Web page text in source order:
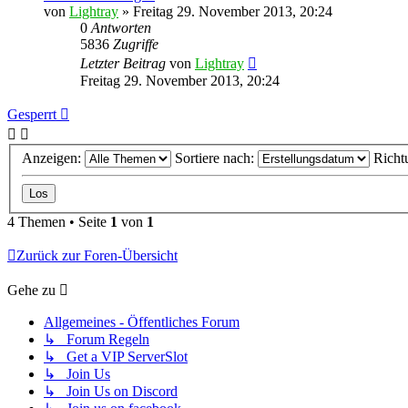
von Lightray » Freitag 29. November 2013, 20:24
0 Antworten
5836 Zugriffe
Letzter Beitrag von Lightray
Freitag 29. November 2013, 20:24
Gesperrt
Anzeigen: Sortiere nach:
4 Themen • Seite 1 von 1
Zurück zur Foren-Übersicht
Gehe zu
Allgemeines - Öffentliches Forum
↳ Forum Regeln
↳ Get a VIP ServerSlot
↳ Join Us
↳ Join Us on Discord